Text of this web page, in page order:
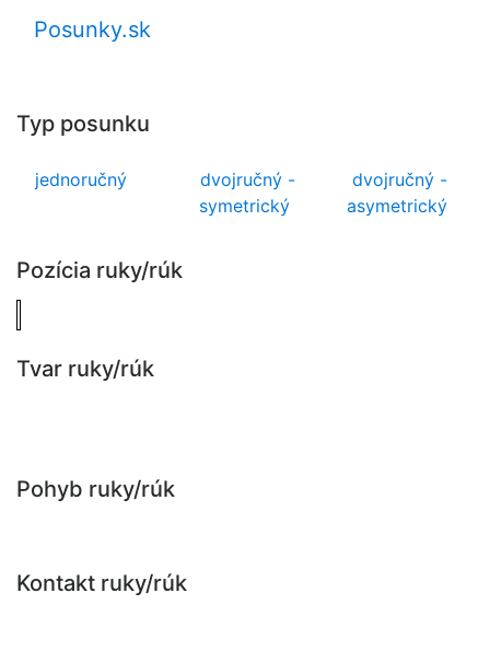
Posunky.sk
Typ posunku
jednoručný
dvojručný -
symetrický
dvojručný -
asymetrický
Pozícia ruky/rúk
Tvar ruky/rúk
Pohyb ruky/rúk
Kontakt ruky/rúk